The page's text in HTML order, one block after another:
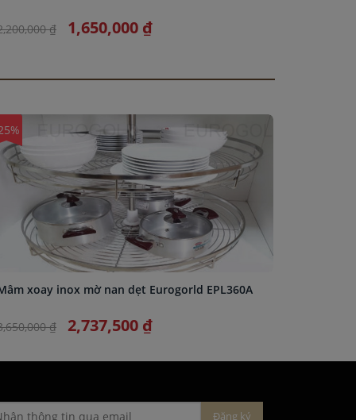
₫ 1,650,000 ₫
xoay inox mờ nan dẹt Eurogorld EPL360A
₫ 2,737,500 ₫